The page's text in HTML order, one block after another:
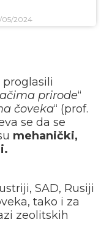
05/2024
prirode“
čoveka“ (prof.
se da se
mehanički,
SAD, Rusiji
tako i za
zeolitskih